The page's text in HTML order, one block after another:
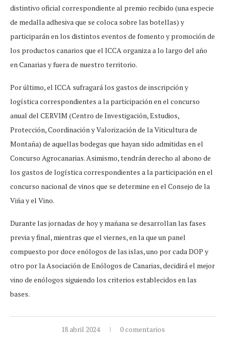
distintivo oficial correspondiente al premio recibido (una especie
de medalla adhesiva que se coloca sobre las botellas) y
participarán en los distintos eventos de fomento y promoción de
los productos canarios que el ICCA organiza a lo largo del año
en Canarias y fuera de nuestro territorio.
Por último, el ICCA sufragará los gastos de inscripción y
logística correspondientes a la participación en el concurso
anual del CERVIM (Centro de Investigación, Estudios,
Protección, Coordinación y Valorización de la Viticultura de
Montaña) de aquellas bodegas que hayan sido admitidas en el
Concurso Agrocanarias. Asimismo, tendrán derecho al abono de
los gastos de logística correspondientes a la participación en el
concurso nacional de vinos que se determine en el Consejo de la
Viña y el Vino.
Durante las jornadas de hoy y mañana se desarrollan las fases
previa y final, mientras que el viernes, en la que un panel
compuesto por doce enólogos de las islas, uno por cada DOP y
otro por la Asociación de Enólogos de Canarias, decidirá el mejor
vino de enólogos siguiendo los criterios establecidos en las
bases.
18 abril 2024 0 comentarios